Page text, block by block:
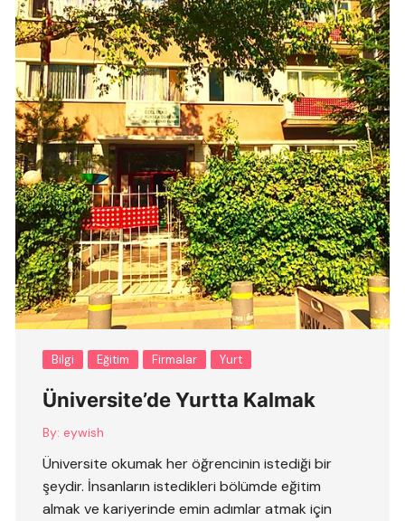
Bilgi Eğitim Firmalar Yurt
Üniversite’de Yurtta Kalmak
By: eywish
Üniversite okumak her öğrencinin istediği bir
şeydir. İnsanların istedikleri bölümde eğitim
almak ve kariyerinde emin adımlar atmak için